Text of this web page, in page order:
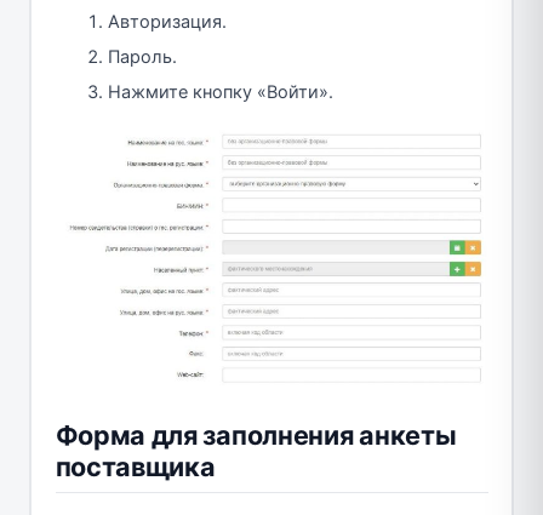
Авторизация.
Пароль.
Нажмите кнопку «Войти».
Форма для заполнения анкеты
поставщика